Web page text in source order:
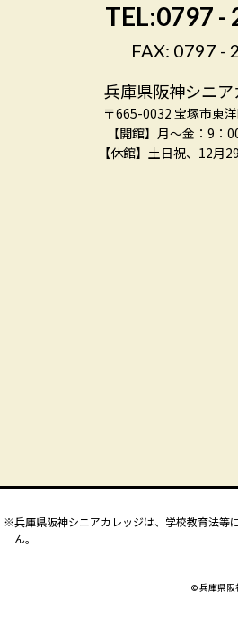
TEL:0797 -
FAX: 0797 -
兵庫県阪神シニ
〒665-0032 宝塚市東
【開館】月～金：9：
【休館】土日祝、12月
兵庫県阪神シニアカレッジは、学校教育法等
ん。
© 兵庫県阪